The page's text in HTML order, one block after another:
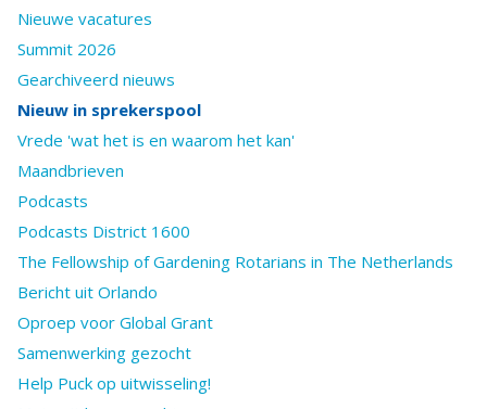
Nieuwe vacatures
Summit 2026
Gearchiveerd nieuws
Nieuw in sprekerspool
Vrede 'wat het is en waarom het kan'
Maandbrieven
Podcasts
Podcasts District 1600
The Fellowship of Gardening Rotarians in The Netherlands
Bericht uit Orlando
Oproep voor Global Grant
Samenwerking gezocht
Help Puck op uitwisseling!